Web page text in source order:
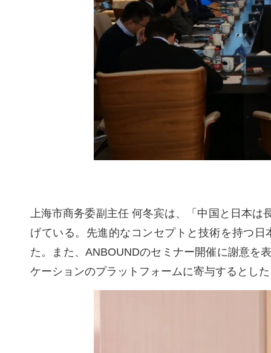
上海市商务委副主任 何冬宾は、「中国と日本
げている。先進的なコンセプトと技術を持つ
た。また、ANBOUNDのセミナー開催に謝意を
ケーションのプラットフォームに寄与するとし